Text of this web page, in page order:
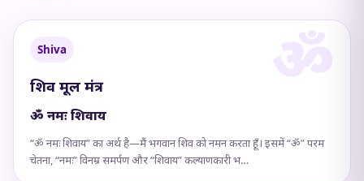
Shiva
शिव मूल मंत्र
ॐ नमः शिवाय
“ॐ नमः शिवाय” का अर्थ है—मैं भगवान शिव को नमन करता हूँ। इसमें “ॐ” परम
चेतना, “नमः” विनम्र समर्पण और “शिवाय” कल्याणकारी भ…